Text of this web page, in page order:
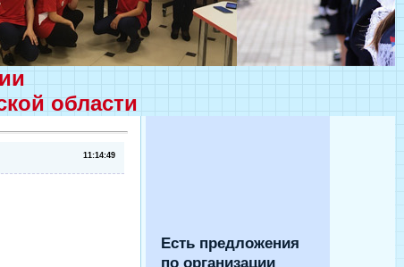
области
11:14:49
Есть предложения
по организации